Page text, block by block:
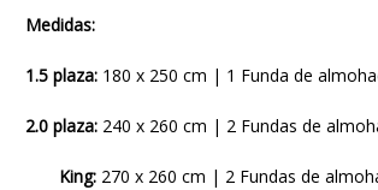
Medidas:
1.5 plaza:180 x 250 cm | 1 Funda de
2.0 plaza:240 x 260 cm | 2 Fundas de
King:270 x 260 cm | 2 Fundas de